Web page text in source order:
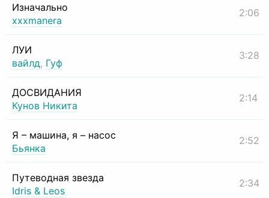
Изначально
xxxmanera
2:06
ЛУИ
вайлд, Гуф
3:28
ДОСВИДАНИЯ
Кунов Никита
2:14
Я – машина, я – насос
Бьянка
2:52
Путеводная звезда
Idris & Leos
2:34